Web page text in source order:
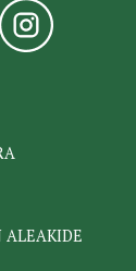
ALEAKIDE